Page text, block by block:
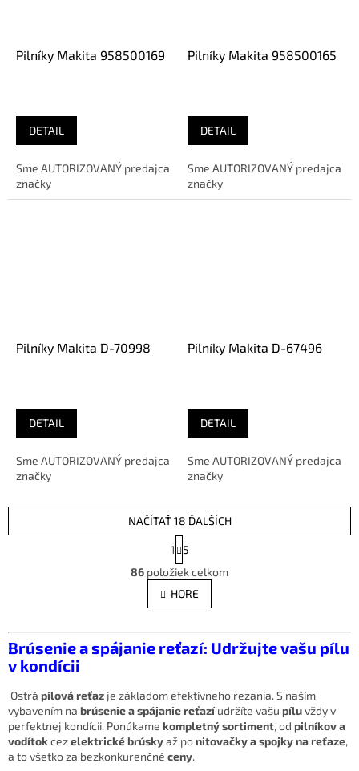
Pilníky Makita 958500169
DETAIL
Sme AUTORIZOVANÝ predajca
značky
Pilníky Makita 958500165
DETAIL
Sme AUTORIZOVANÝ predajca
značky
Pilníky Makita D-70998
DETAIL
Sme AUTORIZOVANÝ predajca
značky
Pilníky Makita D-67496
DETAIL
Sme AUTORIZOVANÝ predajca
značky
O
v
l
á
a
c
p
r
v
k
y
NAČÍTAŤ 18 ĎALŠÍCH
S
t
r
á
n
k
v
a
e
1
5
86 položiek celkom
HORE
Brúsenie a spájanie reťazí: Udržujte vašu pílu
v kondícii
Ostrá pílová reťaz je základom efektívneho rezania. S naším
vybavením na brúsenie a spájanie reťazíudržíte vašu píluvždy v
perfektnej kondícii. Ponúkame kompletný sortiment, od pilníkov a
vodítokcezelektrické brúskyaž ponitovačky a spojky na reťaze,
a to všetko za bezkonkurenčné ceny.